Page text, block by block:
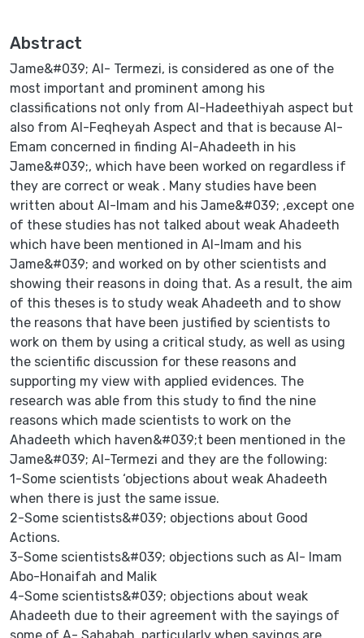
Abstract
Jame&#039; Al- Termezi, is considered as one of the
most important and prominent among his
classifications not only from Al-Hadeethiyah aspect but
also from Al-Feqheyah Aspect and that is because Al-
Emam concerned in finding Al-Ahadeeth in his
Jame&#039;, which have been worked on regardless if
they are correct or weak . Many studies have been
written about Al-Imam and his Jame&#039; ,except one
of these studies has not talked about weak Ahadeeth
which have been mentioned in Al-Imam and his
Jame&#039; and worked on by other scientists and
showing their reasons in doing that. As a result, the aim
of this theses is to study weak Ahadeeth and to show
the reasons that have been justified by scientists to
work on them by using a critical study, as well as using
the scientific discussion for these reasons and
supporting my view with applied evidences. The
research was able from this study to find the nine
reasons which made scientists to work on the
Ahadeeth which haven&#039;t been mentioned in the
Jame&#039; Al-Termezi and they are the following:
1-Some scientists ‘objections about weak Ahadeeth
when there is just the same issue.
2-Some scientists&#039; objections about Good
Actions.
3-Some scientists&#039; objections such as Al- Imam
Abo-Honaifah and Malik
4-Some scientists&#039; objections about weak
Ahadeeth due to their agreement with the sayings of